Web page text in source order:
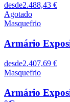
desde2.488,43 €
Agotado
Masquefrio
Armário
desde2.407,69 €
Masquefrio
Armário